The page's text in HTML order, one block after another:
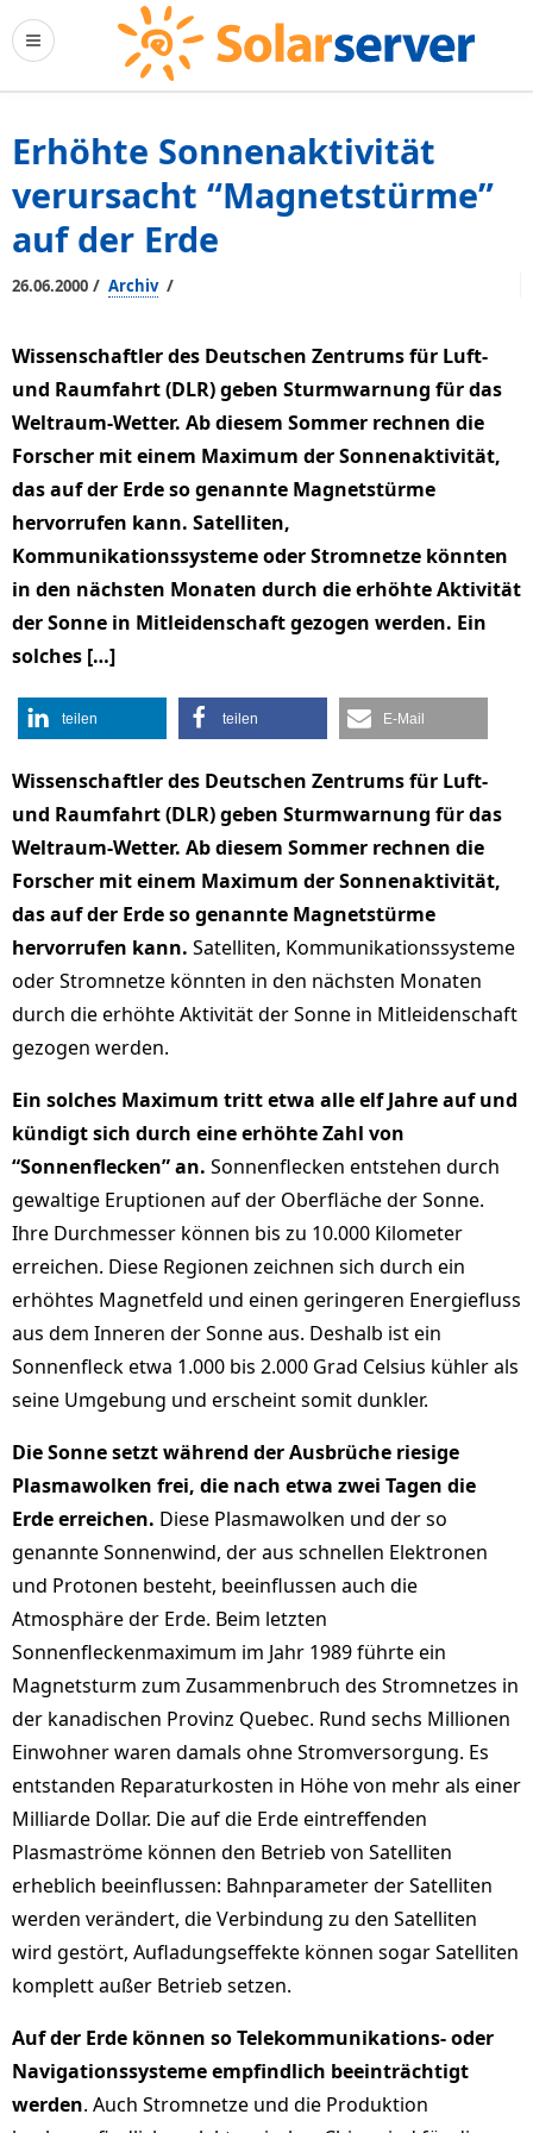
Erhöhte Sonnenaktivität
verursacht “Magnetstürme”
auf der Erde
26.06.2000 / Archiv /
Wissenschaftler des Deutschen Zentrums für Luft-
und Raumfahrt (DLR) geben Sturmwarnung für das
Weltraum-Wetter. Ab diesem Sommer rechnen die
Forscher mit einem Maximum der Sonnenaktivität,
das auf der Erde so genannte Magnetstürme
hervorrufen kann. Satelliten,
Kommunikationssysteme oder Stromnetze könnten
in den nächsten Monaten durch die erhöhte Aktivität
der Sonne in Mitleidenschaft gezogen werden. Ein
solches […]
teilen teilen E-Mail
Wissenschaftler des Deutschen Zentrums für Luft-
und Raumfahrt (DLR) geben Sturmwarnung für das
Weltraum-Wetter. Ab diesem Sommer rechnen die
Forscher mit einem Maximum der Sonnenaktivität,
das auf der Erde so genannte Magnetstürme
hervorrufen kann. Satelliten, Kommunikationssysteme
oder Stromnetze könnten in den nächsten Monaten
durch die erhöhte Aktivität der Sonne in Mitleidenschaft
gezogen werden.
Ein solches Maximum tritt etwa alle elf Jahre auf und
kündigt sich durch eine erhöhte Zahl von
“Sonnenflecken” an. Sonnenflecken entstehen durch
gewaltige Eruptionen auf der Oberfläche der Sonne.
Ihre Durchmesser können bis zu 10.000 Kilometer
erreichen. Diese Regionen zeichnen sich durch ein
erhöhtes Magnetfeld und einen geringeren Energiefluss
aus dem Inneren der Sonne aus. Deshalb ist ein
Sonnenfleck etwa 1.000 bis 2.000 Grad Celsius kühler als
seine Umgebung und erscheint somit dunkler.
Die Sonne setzt während der Ausbrüche riesige
Plasmawolken frei, die nach etwa zwei Tagen die
Erde erreichen. Diese Plasmawolken und der so
genannte Sonnenwind, der aus schnellen Elektronen
und Protonen besteht, beeinflussen auch die
Atmosphäre der Erde. Beim letzten
Sonnenfleckenmaximum im Jahr 1989 führte ein
Magnetsturm zum Zusammenbruch des Stromnetzes in
der kanadischen Provinz Quebec. Rund sechs Millionen
Einwohner waren damals ohne Stromversorgung. Es
entstanden Reparaturkosten in Höhe von mehr als einer
Milliarde Dollar. Die auf die Erde eintreffenden
Plasmaströme können den Betrieb von Satelliten
erheblich beeinflussen: Bahnparameter der Satelliten
werden verändert, die Verbindung zu den Satelliten
wird gestört, Aufladungseffekte können sogar Satelliten
komplett außer Betrieb setzen.
Auf der Erde können so Telekommunikations- oder
Navigationssysteme empfindlich beeinträchtigt
werden. Auch Stromnetze und die Produktion